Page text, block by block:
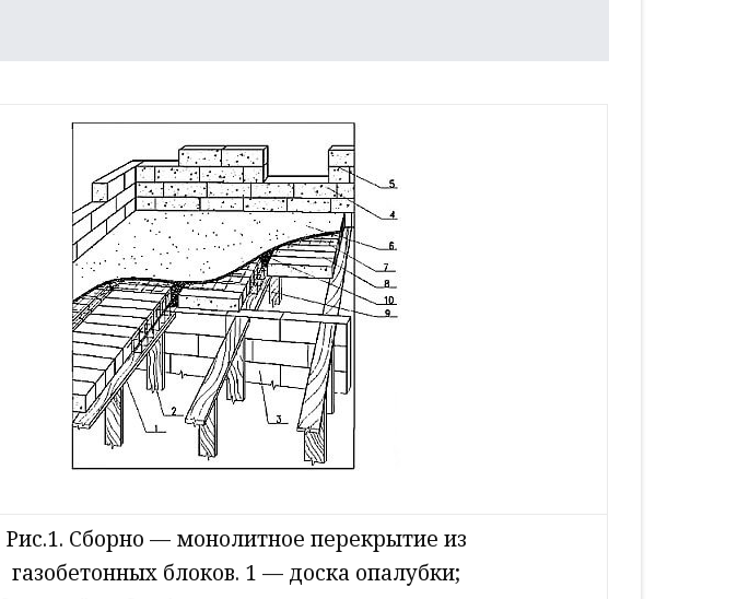
Рис.1. Сборно — монолитное перекрытие из
газобетонных блоков. 1 — доска опалубки;